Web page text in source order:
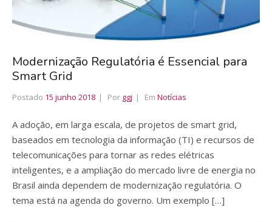
Modernização Regulatória é Essencial para
Smart Grid
Postado 15 junho 2018 Por ggj Em Notícias
A adoção, em larga escala, de projetos de smart grid,
baseados em tecnologia da informação (TI) e recursos de
telecomunicações para tornar as redes elétricas
inteligentes, e a ampliação do mercado livre de energia no
Brasil ainda dependem de modernização regulatória. O
tema está na agenda do governo. Um exemplo […]